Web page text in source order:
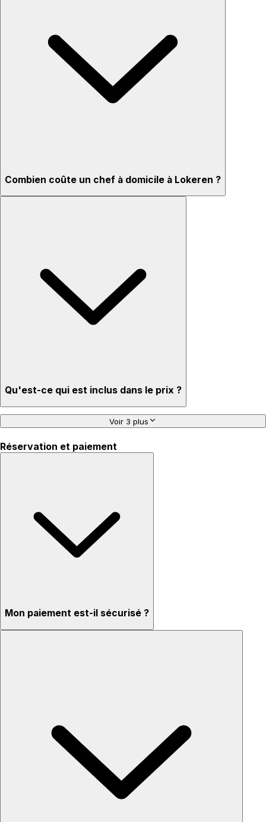
Combien coûte un chef à domicile à Lokeren ?
Qu'est-ce qui est inclus dans le prix ?
Voir 3 plus
Réservation et paiement
Mon paiement est-il sécurisé ?